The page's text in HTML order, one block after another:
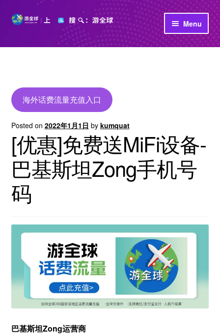
Skip
Skip
Menu
首页
公司介绍
海外话费流量充值入口
Posted on 2022年1月1日 by kumquat
[优惠]免费送MiFi设备-
巴基斯坦Zong手机号
码
巴基斯坦Zong运营商